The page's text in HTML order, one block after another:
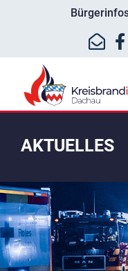
AKTUELLES